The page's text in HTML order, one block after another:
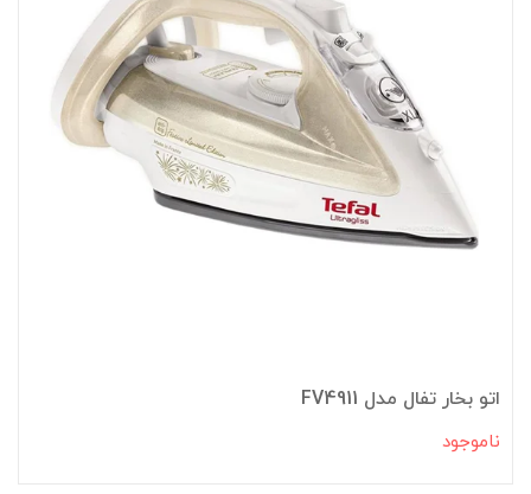
اتو بخار تفال مدل FV4911
ناموجود